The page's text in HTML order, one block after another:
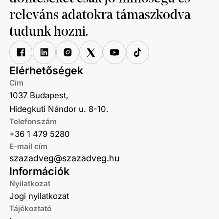
releváns adatokra támaszkodva
tudunk hozni.
Információk
Nyilatkozat
Jogi nyilatkozat
Tájékoztató
Elérhetőségek
Cím
1037 Budapest,
Hidegkuti Nándor u. 8-10.
Telefonszám
+36 1 479 5280
E-mail cím
szazadveg@szazadveg.hu